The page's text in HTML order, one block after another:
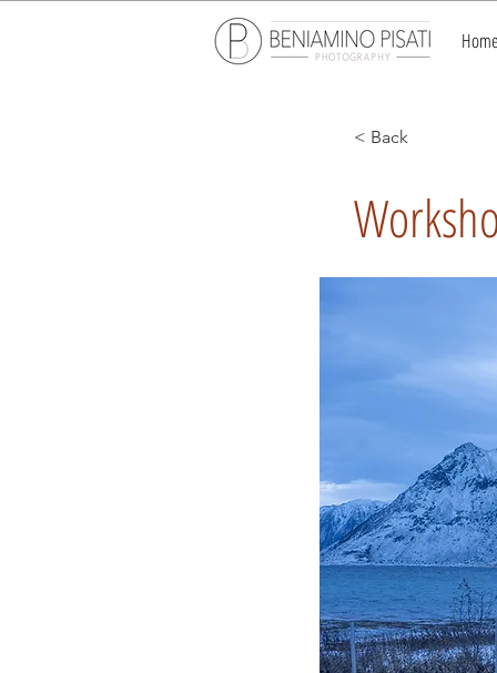
Home
< Back